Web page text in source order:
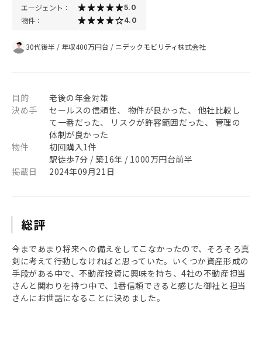
エージェント： 5.0
物件： 4.0
30代後半 / 年収400万円台 / ニデックモビリティ株式会社
目的
老後の年金対策
決め手
セールスの信頼性、 物件が良かった、 他社比較し
て一番だった、 リスクが許容範囲だった、 管理の
体制が良かった
物件
初回購入1件
駅徒歩7分 / 築16年 / 1000万円台前半
掲載日
2024年09月21日
総評
今まであまり将来への備えをしてこなかったので、そろそろ真
剣に考えて行動しなければと思っていた。いくつか資産形成の
手段がある中で、不動産投資に興味を持ち、4社の不動産担当
さんと関わりを持つ中で、1番信頼できると感じた御社と担当
さんにお世話になることに決めました。